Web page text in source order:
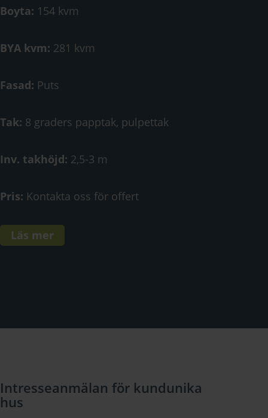
Boyta: 154 kvm
BYA kvm: 281 kvm
Fasad: Puts
Tak: 8 graders papptak, pulpettak
Inv. takhöjd: 2,5-3 m
Pris: Kontakta oss för offert
Läs mer
Intresseanmälan för kundunika
hus